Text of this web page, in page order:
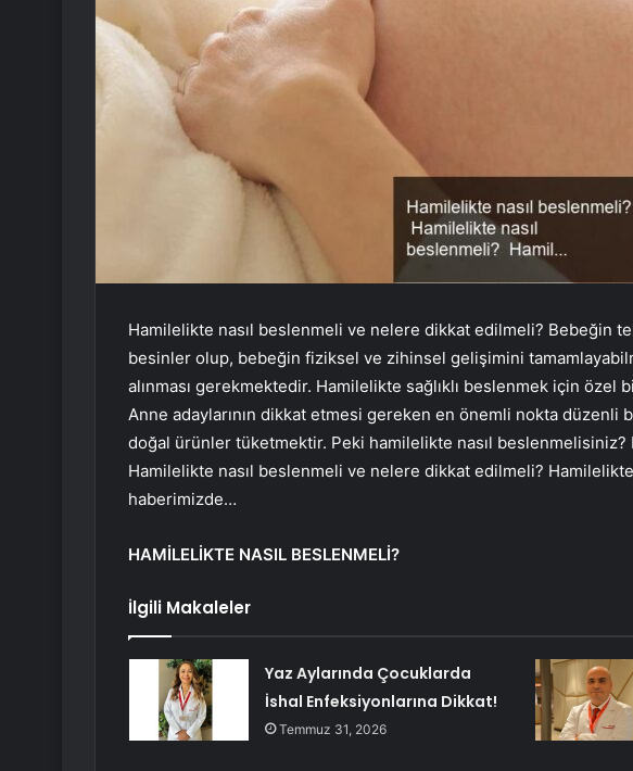
Hamilelikte nasıl beslenmeli ve nelere dikkat edilmeli? Bebeğin
besinler olup, bebeğin fiziksel ve zihinsel gelişimini
alınması gerekmektedir. Hamilelikte sağlıklı beslenmek için özel
Anne adaylarının dikkat etmesi gereken en önemli nokta düzenli
doğal ürünler tüketmektir. Peki hamilelikte nasıl beslenmelisiniz?
Hamilelikte nasıl beslenmeli ve nelere dikkat edilmeli?
haberimizde…
HAMİLELİKTE NASIL BESLENMELİ?
İlgili Makaleler
Yaz Aylarında Çocuklarda
İshal Enfeksiyonlarına Dikkat!
Temmuz 31, 2026